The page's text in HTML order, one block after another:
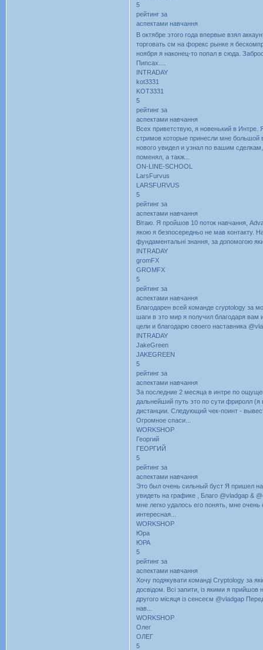
5
рейтинг за
аспектами навчання
В октябре этого года впервые взял
торговать см на форекс рынке я
ноября я наконец-то попал в сюда.
Пипсах....
INTRADAY
kot3331
KOT3331
5
рейтинг за
аспектами навчання
Всех приветствую, я новенький в
стримов которые принесли мне большой
нового увидел и узнал по вашим
поменял, а такж...
ON-LINE-SCHOOL
LarsFurvus
LARSFURVUS
5
рейтинг за
аспектами навчання
Вітаю. Я пройшов 10 поток навчання,
якою я безпосередньо не мав контакту.
фундаментальні знання, за допомогою
INTRADAY
gromFX
GROMFX
5
рейтинг за
аспектами навчання
Благодарен всей команде cryptology за
шаги в это мир я получил благодаря
цели и благодарю своего наставника
INTRADAY
JakeGreen
JAKEGREEN
5
рейтинг за
аспектами навчання
За последние 2 месяца в интре по
дальнейший путь это по сути фриролл (я
дистанции. Следующий чек-поинт -
Огромное спаси...
WORKSHOP
Георгий
ГЕОРГИЙ
5
рейтинг за
аспектами навчання
Это был очень сильный буст Я пришел
увидеть на графике , Благо @vladgap &
мне легко удалось его понять, мне
интересная...
WORKSHOP
Юра
ЮРА
5
рейтинг за
аспектами навчання
Хочу подякувати команді Cryptology за
досвідом. Всі запити, із якими я
другого місяця із сенсеєм @vladgap
нав...
WORKSHOP
Олег
ОЛЕГ
5